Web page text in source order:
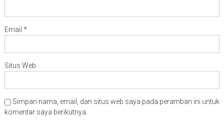
Email *
Situs Web
Simpan nama, email, dan situs web saya pada peramban ini untuk
komentar saya berikutnya.